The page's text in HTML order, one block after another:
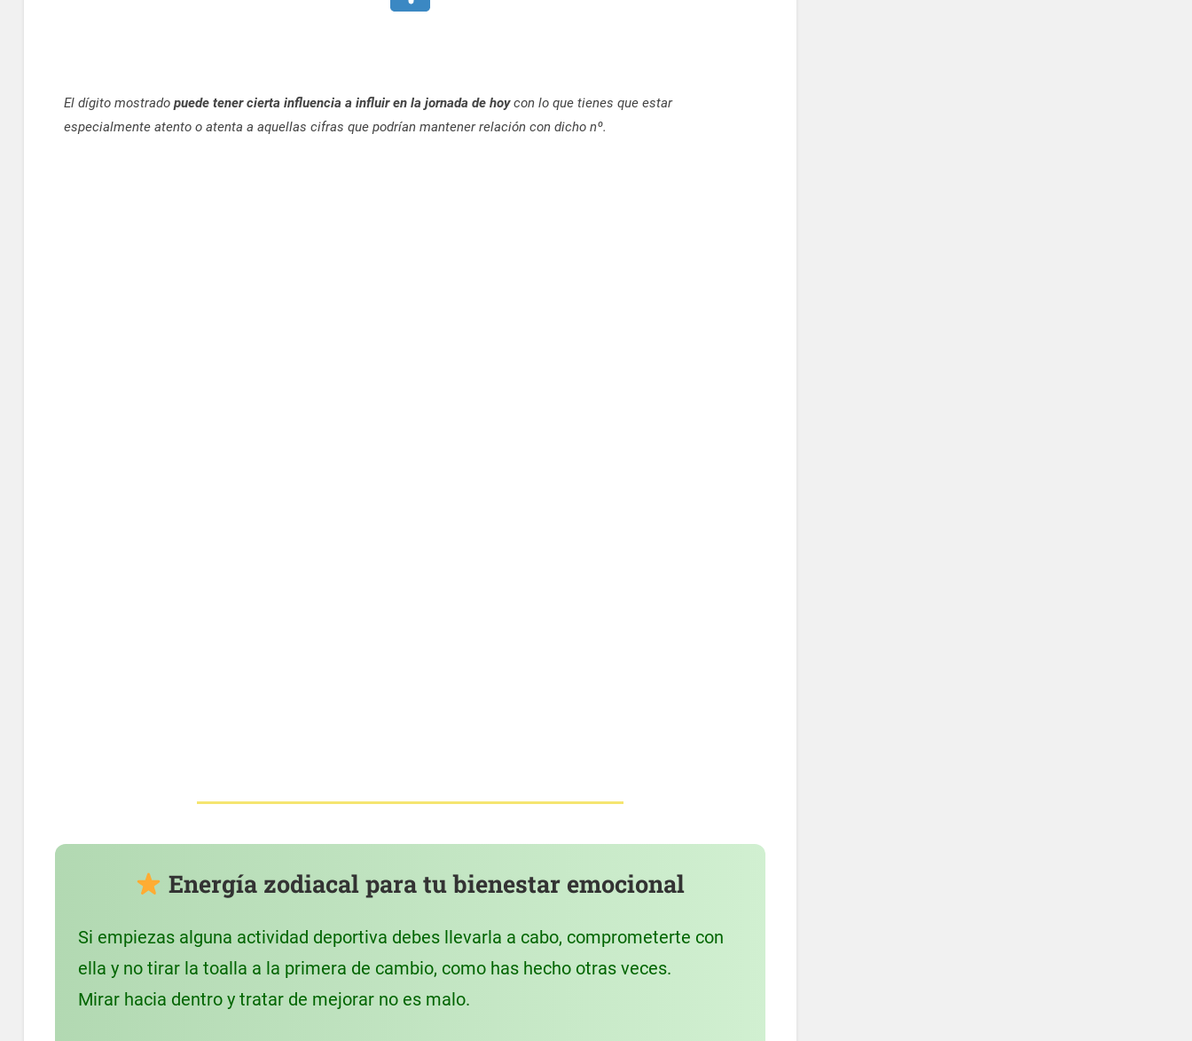
El dígito mostrado puede tener cierta influencia a influir en la jornada de hoycon lo que tienes que estar
especialmente atento o atenta a aquellas cifras que podrían mantener relación con dicho nº.
Energía zodiacal para tu bienestar emocional
Si empiezas alguna actividad deportiva debes llevarla a cabo, comprometerte con
ella y no tirar la toalla a la primera de cambio, como has hecho otras veces.
Mirar hacia dentro y tratar de mejorar no es malo.